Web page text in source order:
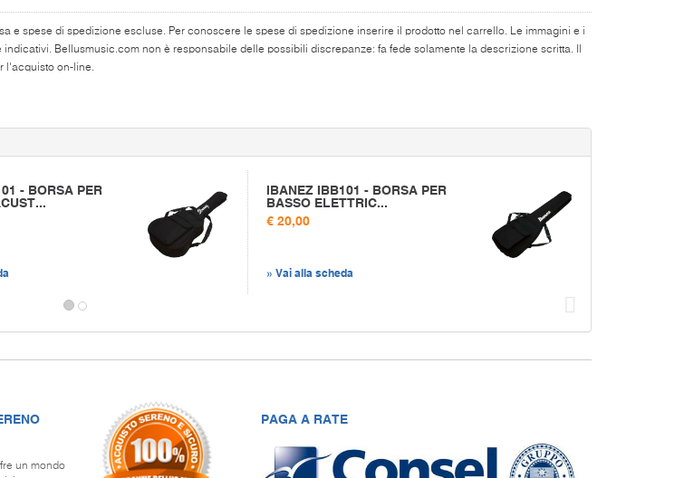
e spese di spedizione escluse. Per conoscere le spese di spedizione inserire il prodotto nel carrello. Le immagini e i
Bellusmusic.com non è responsabile delle possibili discrepanze: fa fede solamente la descrizione scritta. Il
l'acquisto on-line.
- BORSA PER IBANEZ IBB101 - BORSA PER
BASSO ELETTRIC...
€ 20,00
» Vai alla scheda
un mondo
PAGA A RATE